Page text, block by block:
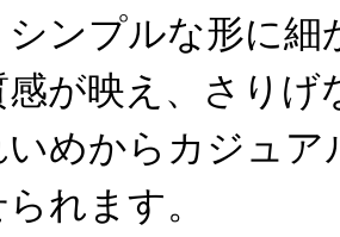
ンプルな形に細
感が映え、さりげ
いめからカジュ
れます。